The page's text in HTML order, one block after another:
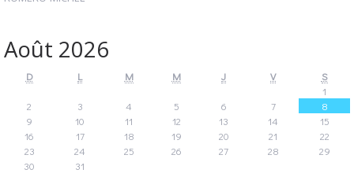
Août 2026
D L M M J V
S
1
2
3 4 5 6 7
8
9
10 11 12 13 14
15
16
17 18 19 20 21
22
23
24 25 26 27 28
29
30
31